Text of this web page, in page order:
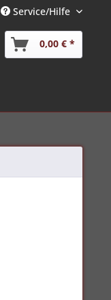
Service/Hilfe
0,00 € *